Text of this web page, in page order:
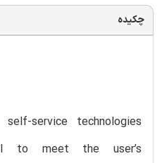
چکیده
service technologies
to meet the user’s